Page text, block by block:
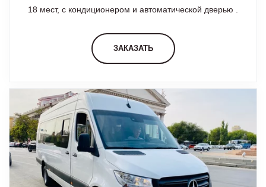
18 мест, с кондиционером и автоматической дверью .
ЗАКАЗАТЬ